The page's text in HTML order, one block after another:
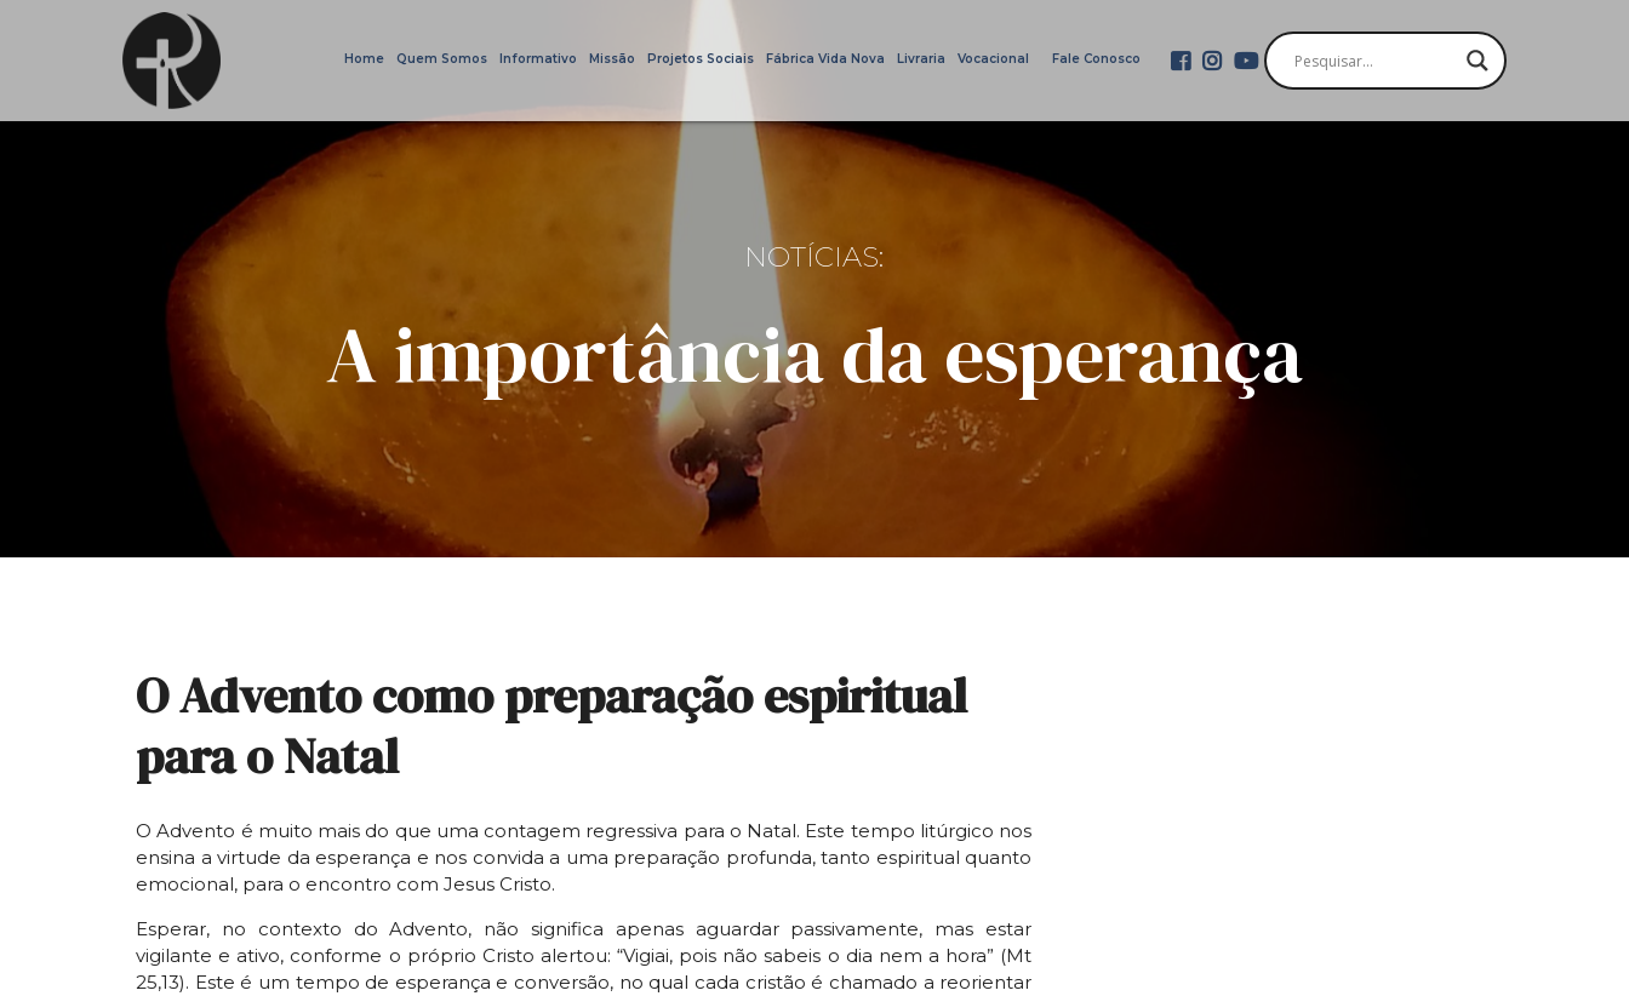
Home Quem Somos Informativo Missão Projetos Sociais Fábrica Vida Nova Livraria Vocacional Fale Conosco
NOTÍCIAS:
A importância da esperança
O Advento como preparação espiritual
para o Natal
O Advento é muito mais do que uma contagem regressiva para o Natal. Este tempo litúrgico nos
ensina a virtude da esperança e nos convida a uma preparação profunda, tanto espiritual quanto
emocional, para o encontro com Jesus Cristo.
Esperar, no contexto do Advento, não significa apenas aguardar passivamente, mas estar
vigilante e ativo, conforme o próprio Cristo alertou: “Vigiai, pois não sabeis o dia nem a hora” (Mt
25,13). Este é um tempo de esperança e conversão, no qual cada cristão é chamado a reorientar